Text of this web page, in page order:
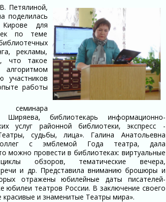
Петялиной,
поделилась
для
по теме
рекламы,
что такое
участников
работы
семинара
Ширяева, библиотекарь информационно-
услуг районной библиотеки, экспресс -
судьбы, лица». Галина Анатольевна
с эмблемой Года театра, дала
можно провести в библиотеках: виртуальные
обзоров, тематические вечера,
и др. Представила вниманию брошюры и
отражены юбилейные даты писателей-
юбилеи театров России. В заключение своего
и знаменитые Театры мира».